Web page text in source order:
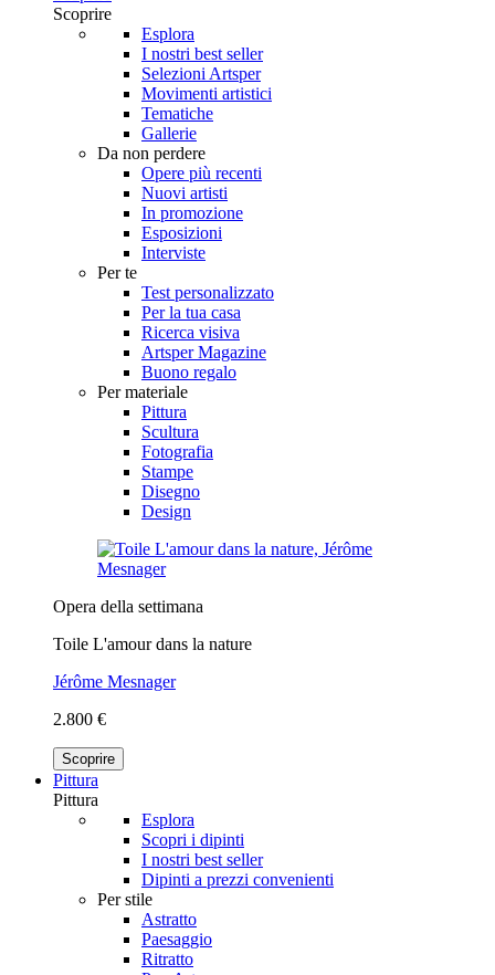
Scoprire
Esplora
I nostri best seller
Selezioni Artsper
Movimenti artistici
Tematiche
Gallerie
Da non perdere
Opere più recenti
Nuovi artisti
In promozione
Esposizioni
Interviste
Per te
Test personalizzato
Per la tua casa
Ricerca visiva
Artsper Magazine
Buono regalo
Per materiale
Pittura
Scultura
Fotografia
Stampe
Disegno
Design
Opera della settimana
Toile L'amour dans la nature
Jérôme Mesnager
2.800 €
Scoprire
Pittura
Pittura
Esplora
Scopri i dipinti
I nostri best seller
Dipinti a prezzi convenienti
Per stile
Astratto
Paesaggio
Ritratto